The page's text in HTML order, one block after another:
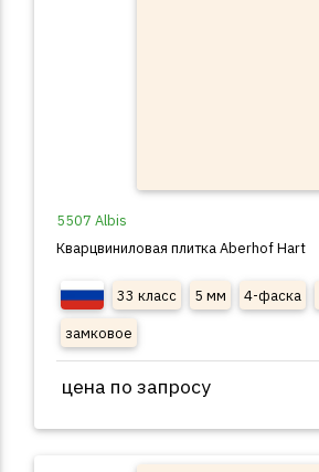
5507 Albis
Кварцвиниловая плитка Aberhof Hart
33 класс 5 мм 4-фаска
замковое
цена по запросу